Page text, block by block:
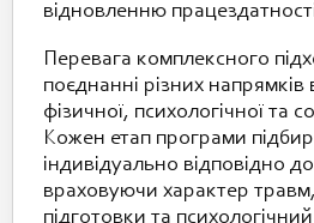
відновленню
Перевага комплексного
поєднанні різних напрямків
фізичної, психологічної та
Кожен етап програми
індивідуально відповідно
враховуючи характер травм,
підготовки та